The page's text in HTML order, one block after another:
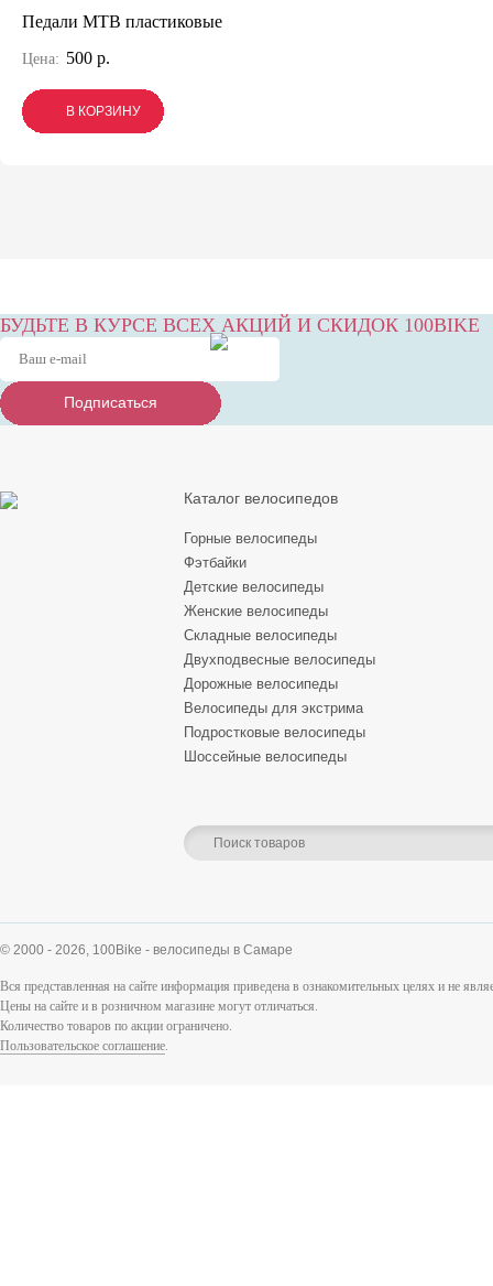
Педали MTB пластиковые
Цена: 500 р.
В КОРЗИНУ
В КОРЗИНУ
В КОРЗИНУ
БУДЬТЕ В КУРСЕ ВСЕХ АКЦИЙ И СКИДОК 100BIKE
Подписаться
Подписаться
Подписаться
Каталог велосипедов
Горные велосипеды
Фэтбайки
Детские велосипеды
Женские велосипеды
Складные велосипеды
Двухподвесные велосипеды
Дорожные велосипеды
Велосипеды для экстрима
Подростковые велосипеды
Шоссейные велосипеды
© 2000 - 2026, 100Bike - велосипеды в Самаре
Вся представленная на сайте информация приведена в ознакомительных целях и не
Цены на сайте и в розничном магазине могут отличаться.
Количество товаров по акции ограничено.
Пользовательское соглашение.